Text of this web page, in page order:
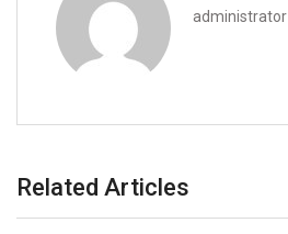
administrator
Related Articles